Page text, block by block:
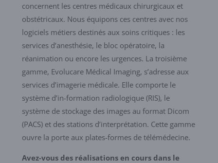
concernent les centres médicaux chirurgicaux et
obstétricaux. Nous équipons ces centres avec nos
logiciels métiers destinés aux soins critiques : les
services d’anesthésie, le bloc opératoire, la
réanimation ou encore les urgences. La troisième
gamme, Evolucare Médical Imaging, s’adresse aux
services d’imagerie médicale. Elle comporte le
système d’in-formation radiologique (RIS), le
système de stockage des images au format Dicom
(PACS) et des stations d’interprétation. Cette gamme
ouvre la porte aux plates-formes de télémédecine.
Avez-vous des réalisations en cours dans le